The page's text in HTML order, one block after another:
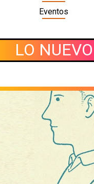
Eventos
LO NUEVO